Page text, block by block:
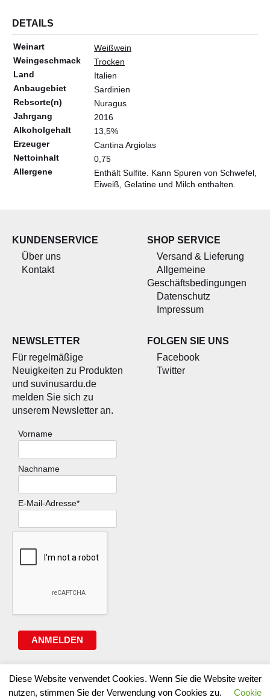
DETAILS
Weinart
Weißwein
Weingeschmack
Trocken
Land
Italien
Anbaugebiet
Sardinien
Rebsorte(n)
Nuragus
Jahrgang
2016
Alkoholgehalt
13,5%
Erzeuger
Cantina Argiolas
Nettoinhalt
0,75
Allergene
Enthält Sulfite. Kann Spuren von Schwefel,
Eiweiß, Gelatine und Milch enthalten.
KUNDENSERVICE
Über uns
Kontakt
SHOP SERVICE
Versand & Lieferung
Allgemeine
Geschäftsbedingungen
Datenschutz
Impressum
NEWSLETTER
Für regelmäßige
Neuigkeiten zu Produkten
und suvinusardu.de
melden Sie sich zu
unserem Newsletter an.
Vorname
Nachname
E-Mail-Adresse*
ANMELDEN
FOLGEN SIE UNS
Facebook
Twitter
Diese Website verwendet Cookies. Wenn Sie die Website weiter
nutzen, stimmen Sie der Verwendung von Cookies zu.
Cookie